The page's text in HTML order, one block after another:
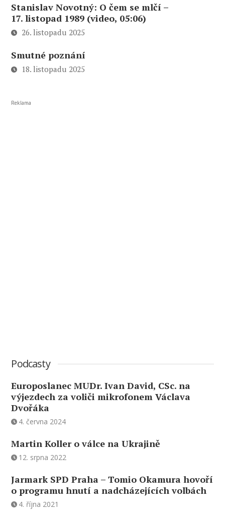
Stanislav Novotný: O čem se mlčí –
17. listopad 1989 (video, 05:06)
26. listopadu 2025
Smutné poznání
18. listopadu 2025
Reklama
Podcasty
Europoslanec MUDr. Ivan David, CSc. na
výjezdech za voliči mikrofonem Václava
Dvořáka
4. června 2024
Martin Koller o válce na Ukrajině
12. srpna 2022
Jarmark SPD Praha – Tomio Okamura hovoří
o programu hnutí a nadcházejících volbách
4. října 2021